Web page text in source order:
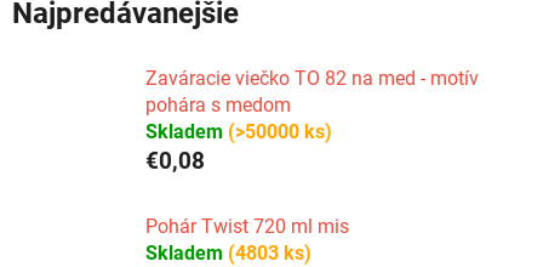
Najpredávanejšie
Zaváracie viečko TO 82 na med - motív
pohára s medom
Skladem (>50000 ks)
€0,08
Pohár Twist 720 ml mis
Skladem (4803 ks)